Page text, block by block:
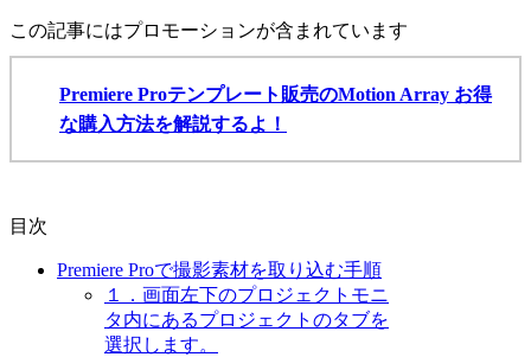
この記事にはプロモーションが含まれています
Premiere Proテンプレート販売のMotion Array お得
な購入方法を解説するよ！
目次
Premiere Proで撮影素材を取り込む手順
１．画面左下のプロジェクトモニ
タ内にあるプロジェクトのタブを
選択します。